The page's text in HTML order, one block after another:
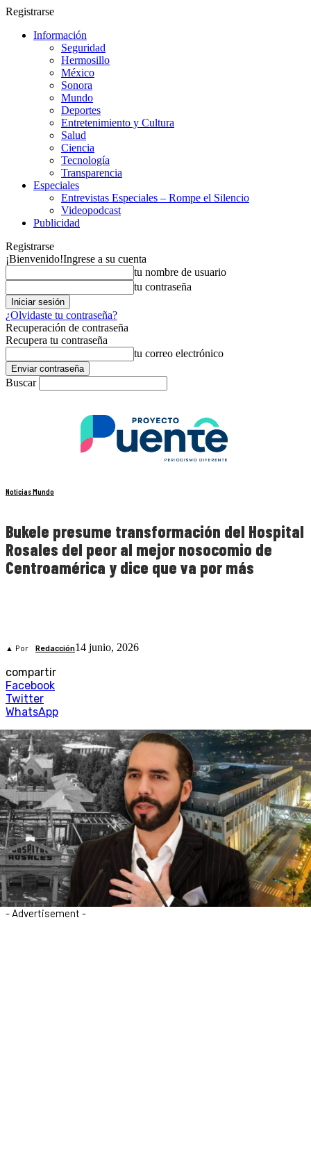
Registrarse
Información
Seguridad
Hermosillo
México
Sonora
Mundo
Deportes
Entretenimiento y Cultura
Salud
Ciencia
Tecnología
Transparencia
Especiales
Entrevistas Especiales – Rompe el Silencio
Videopodcast
Publicidad
Registrarse
¡Bienvenido!Ingrese a su cuenta
tu nombre de usuario
tu contraseña
¿Olvidaste tu contraseña?
Recuperación de contraseña
Recupera tu contraseña
tu correo electrónico
Buscar
Noticias Mundo
Bukele presume transformación del Hospital
Rosales del peor al mejor nosocomio de
Centroamérica y dice que va por más
▲ Por Redacción14 junio, 2026
compartir
Facebook
Twitter
WhatsApp
- Advertisement -